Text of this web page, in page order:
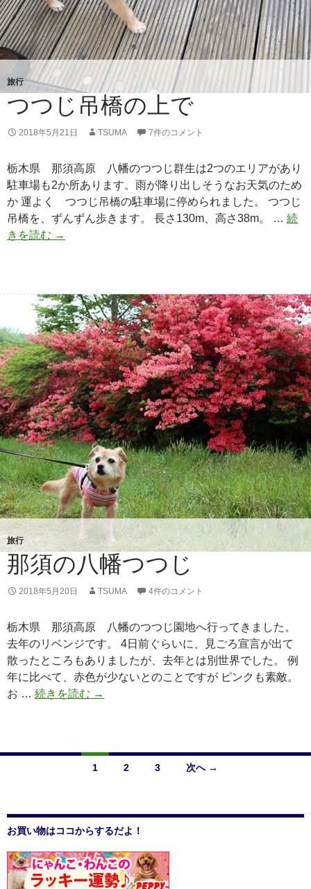
旅行
つつじ吊橋の上で
2018年5月21日 TSUMA 7件のコメント
栃木県 那須高原 八幡のつつじ群生は2つのエリアがあり
駐車場も2か所あります。雨が降り出しそうなお天気のため
か 運よく つつじ吊橋の駐車場に停められました。 つつじ
吊橋を、ずんずん歩きます。 長さ130m、高さ38m。 … 続
きを読む つ
橋
の
上
で
→
旅行
那須の八幡つつじ
2018年5月20日 TSUMA 4件のコメント
栃木県 那須高原 八幡のつつじ園地へ行ってきました。
去年のリベンジです。 4日前ぐらいに、見ごろ宣言が出て
散ったところもありましたが、去年とは別世界でした。 例
年に比べて、赤色が少ないとのことですが ピンクも素敵。
お … 続きを読む 那
→
稿
ナ
ビ
1 2 3 次へ →
お買い物はココからするだよ！